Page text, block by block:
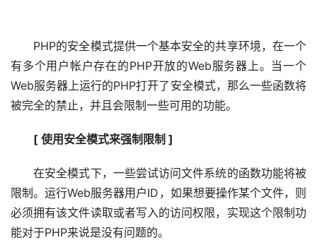
PHP的安全模式提供一个基本安全的共享环境，在一个
有多个用户帐户存在的PHP开放的Web服务器上。当一个
Web服务器上运行的PHP打开了安全模式，那么一些函数将
被完全的禁止，并且会限制一些可用的功能。
[ 使用安全模式来强制限制 ]
在安全模式下，一些尝试访问文件系统的函数功能将被
限制。运行Web服务器用户ID，如果想要操作某个文件，则
必须拥有该文件读取或者写入的访问权限，实现这个限制功
能对于PHP来说是没有问题的。